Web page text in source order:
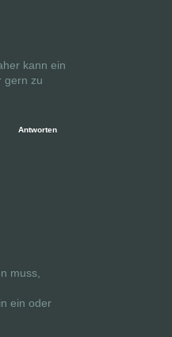
kann ein
gern zu
Antworten
muss,
ein oder